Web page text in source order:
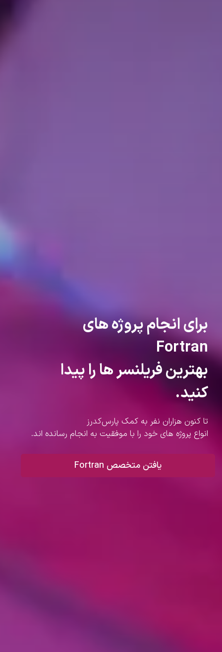
برای انجام پروژه های
Fortran
بهترین فریلنسر ها را پیدا
کنید.
تا کنون هزاران نفر به کمک پارس‌کدرز
انواع پروژه های خود را با موفقیت به انجام رسانده اند.
یافتن متخصص Fortran